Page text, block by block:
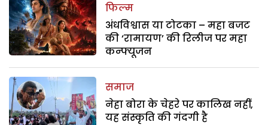
फिल्म
अंधविश्वास या टोटका – महा बजट
की ‘रामायण’ की रिलीज पर महा
कन्फ्यूजन
समाज
नेहा बोरा के चेहरे पर कालिख नहीं,
यह संस्कृति की गंदगी है